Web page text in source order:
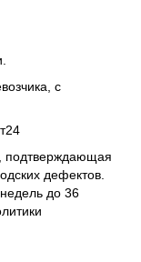
с
подтверждающая
дефектов.
до 36